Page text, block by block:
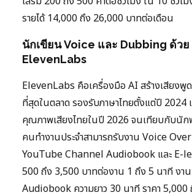
รายได้ 14,000 ถึง 26,000 บาทต่อเดือน
นักเขียน Voice และ Dubbing ด้วย
ElevenLabs
ElevenLabs คือเครื่องมือ AI สร้างเสียง
ที่สุดในตลาด รองรับภาษาไทยตั้งแต่ปี 2024
คุณภาพเสียงไทยในปี 2026 จนเทียบกับนั
คนทำงานประจำสามารถรับงาน Voice
YouTube Channel Audiobook และ E-
500 ถึง 3,500 บาทต่องาน 1 ถึง 5 นาที งา
Audiobook ความยาว 30 นาที ราคา